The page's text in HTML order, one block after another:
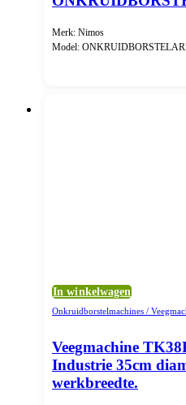
Merk: Nimos
Model:
In winkelwagen
Onkruidborstelmachines /
Veegmachine
Industrie 35cm
werkbreedte.